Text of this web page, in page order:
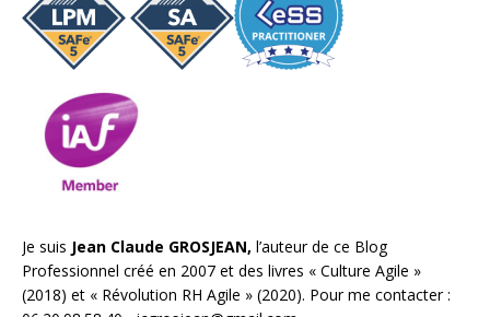
Je suis Jean Claude GROSJEAN, l’auteur de ce Blog
Professionnel créé en 2007 et des livres « Culture Agile »
(2018) et « Révolution RH Agile » (2020). Pour me contacter :